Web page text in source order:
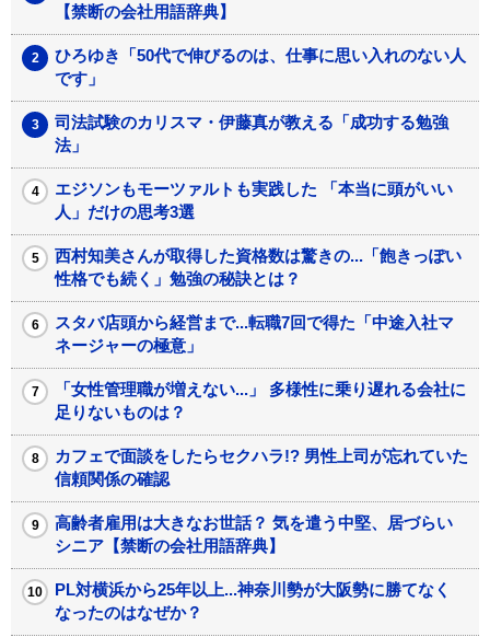
【禁断の会社用語辞典】
ひろゆき「50代で伸びるのは、仕事に思い入れのない人
です」
司法試験のカリスマ・伊藤真が教える「成功する勉強
法」
エジソンもモーツァルトも実践した 「本当に頭がいい
人」だけの思考3選
西村知美さんが取得した資格数は驚きの...「飽きっぽい
性格でも続く」勉強の秘訣とは？
スタバ店頭から経営まで...転職7回で得た「中途入社マ
ネージャーの極意」
「女性管理職が増えない...」 多様性に乗り遅れる会社に
足りないものは？
カフェで面談をしたらセクハラ!? 男性上司が忘れていた
信頼関係の確認
高齢者雇用は大きなお世話？ 気を遣う中堅、居づらい
シニア【禁断の会社用語辞典】
PL対横浜から25年以上...神奈川勢が大阪勢に勝てなく
なったのはなぜか？